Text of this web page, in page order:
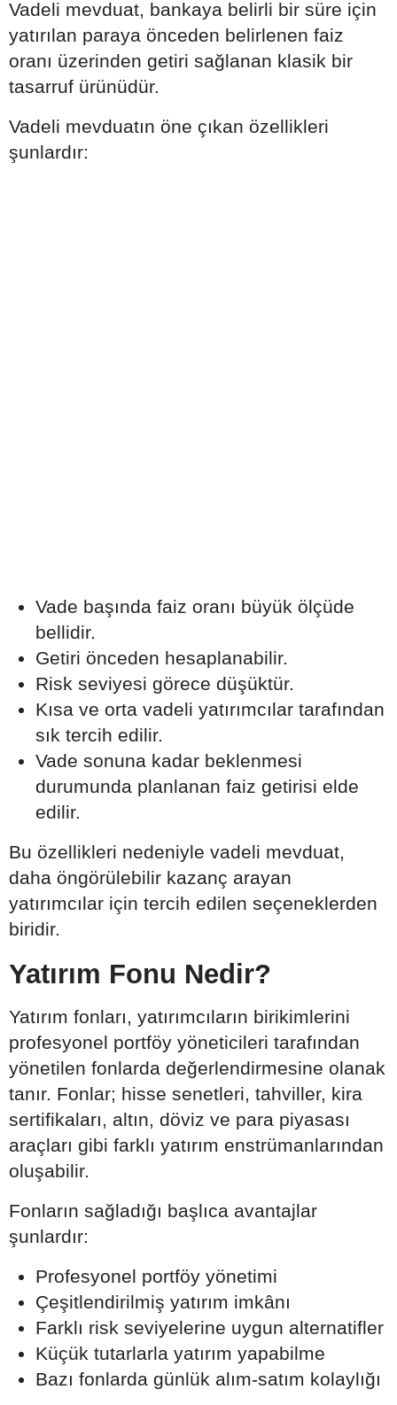
Vadeli mevduat, bankaya belirli bir süre için
yatırılan paraya önceden belirlenen faiz
oranı üzerinden getiri sağlanan klasik bir
tasarruf ürünüdür.
Vadeli mevduatın öne çıkan özellikleri
şunlardır:
Vade başında faiz oranı büyük ölçüde
bellidir.
Getiri önceden hesaplanabilir.
Risk seviyesi görece düşüktür.
Kısa ve orta vadeli yatırımcılar tarafından
sık tercih edilir.
Vade sonuna kadar beklenmesi
durumunda planlanan faiz getirisi elde
edilir.
Bu özellikleri nedeniyle vadeli mevduat,
daha öngörülebilir kazanç arayan
yatırımcılar için tercih edilen seçeneklerden
biridir.
Yatırım Fonu Nedir?
Yatırım fonları, yatırımcıların birikimlerini
profesyonel portföy yöneticileri tarafından
yönetilen fonlarda değerlendirmesine olanak
tanır. Fonlar; hisse senetleri, tahviller, kira
sertifikaları, altın, döviz ve para piyasası
araçları gibi farklı yatırım enstrümanlarından
oluşabilir.
Fonların sağladığı başlıca avantajlar
şunlardır:
Profesyonel portföy yönetimi
Çeşitlendirilmiş yatırım imkânı
Farklı risk seviyelerine uygun alternatifler
Küçük tutarlarla yatırım yapabilme
Bazı fonlarda günlük alım-satım kolaylığı